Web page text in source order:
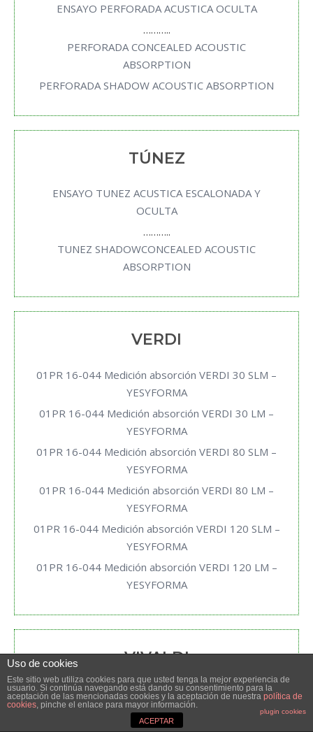
ENSAYO PERFORADA ACUSTICA OCULTA
………..
PERFORADA CONCEALED ACOUSTIC
ABSORPTION
PERFORADA SHADOW ACOUSTIC ABSORPTION
TÚNEZ
ENSAYO TUNEZ ACUSTICA ESCALONADA Y
OCULTA
………..
TUNEZ SHADOWCONCEALED ACOUSTIC
ABSORPTION
VERDI
01PR 16-044 Medición absorción VERDI 30 SLM –
YESYFORMA
01PR 16-044 Medición absorción VERDI 30 LM –
YESYFORMA
01PR 16-044 Medición absorción VERDI 80 SLM –
YESYFORMA
01PR 16-044 Medición absorción VERDI 80 LM –
YESYFORMA
01PR 16-044 Medición absorción VERDI 120 SLM –
YESYFORMA
01PR 16-044 Medición absorción VERDI 120 LM –
YESYFORMA
VIVALDI
01PR 16-044 Medición absorción VIVALDI 30 SLM –
YESYFORMA
Uso de cookies
Este sitio web utiliza cookies para que usted tenga la mejor experiencia de
usuario. Si continúa navegando está dando su consentimiento para la
aceptación de las mencionadas cookies y la aceptación de nuestra política de
cookies, pinche el enlace para mayor información.
plugin cookies
ACEPTAR